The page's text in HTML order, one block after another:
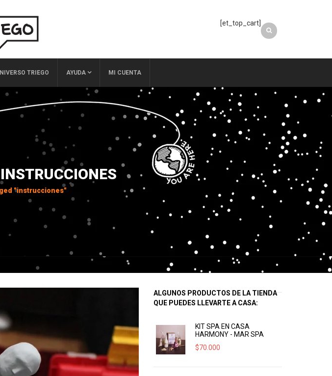
[et_top_cart]
TRIEGO AYUDA MI CUENTA
"instrucciones"
ALGUNOS PRODUCTOS DE LA TIENDA
QUE PUEDES LLEVARTE A CASA:
KIT SPA EN CASA
HARMONY - MAR SPA
$70.000